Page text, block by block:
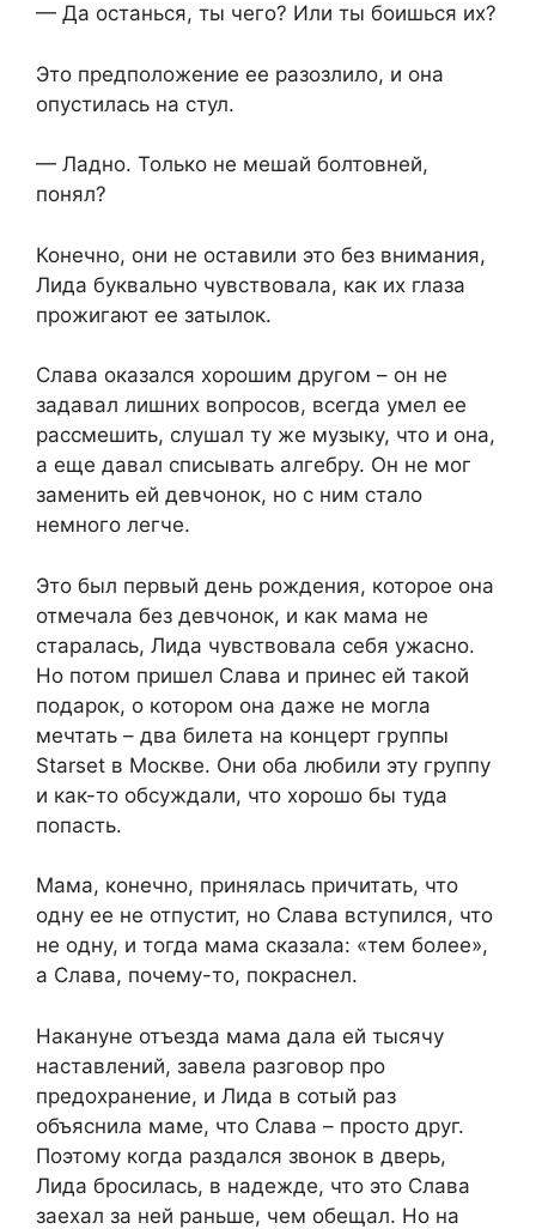
— Да останься, ты чего? Или ты боишься их?
Это предположение ее разозлило, и она
опустилась на стул.
— Ладно. Только не мешай болтовней,
понял?
Конечно, они не оставили это без внимания,
Лида буквально чувствовала, как их глаза
прожигают ее затылок.
Слава оказался хорошим другом – он не
задавал лишних вопросов, всегда умел ее
рассмешить, слушал ту же музыку, что и она,
а еще давал списывать алгебру. Он не мог
заменить ей девчонок, но с ним стало
немного легче.
Это был первый день рождения, которое она
отмечала без девчонок, и как мама не
старалась, Лида чувствовала себя ужасно.
Но потом пришел Слава и принес ей такой
подарок, о котором она даже не могла
мечтать – два билета на концерт группы
Starset в Москве. Они оба любили эту группу
и как-то обсуждали, что хорошо бы туда
попасть.
Мама, конечно, принялась причитать, что
одну ее не отпустит, но Слава вступился, что
не одну, и тогда мама сказала: «тем более»,
а Слава, почему-то, покраснел.
Накануне отъезда мама дала ей тысячу
наставлений, завела разговор про
предохранение, и Лида в сотый раз
объяснила маме, что Слава – просто друг.
Поэтому когда раздался звонок в дверь,
Лида бросилась, в надежде, что это Слава
заехал за ней раньше, чем обещал. Но на